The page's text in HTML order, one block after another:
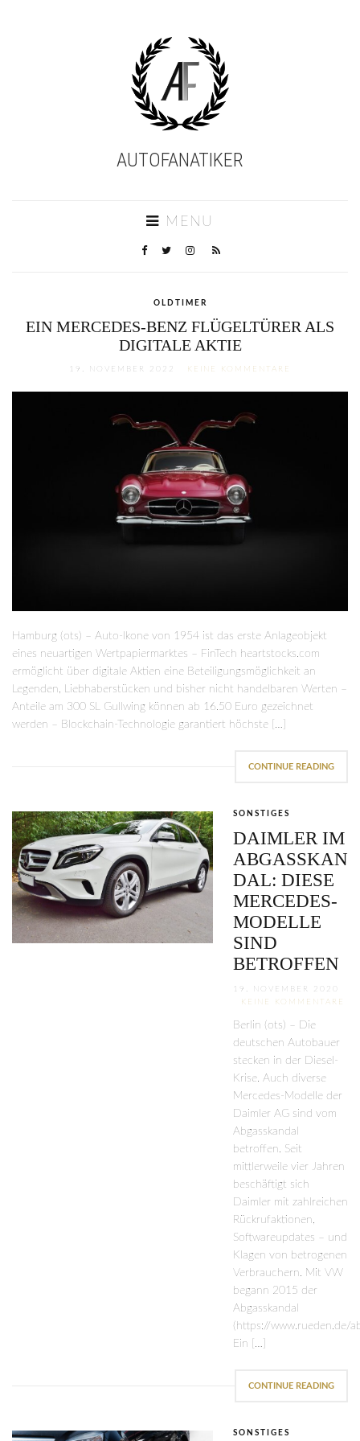
AUTOFANATIKER
MENU
OLDTIMER
EIN MERCEDES-BENZ FLÜGELTÜRER ALS
DIGITALE AKTIE
19. NOVEMBER 2022 KEINE KOMMENTARE
Hamburg (ots) – Auto-Ikone von 1954 ist das erste Anlageobjekt
eines neuartigen Wertpapiermarktes – FinTech heartstocks.com
ermöglicht über digitale Aktien eine Beteiligungsmöglichkeit an
Legenden, Liebhaberstücken und bisher nicht handelbaren Werten –
Anteile am 300 SL Gullwing können ab 16.50 Euro gezeichnet
werden – Blockchain-Technologie garantiert höchste […]
CONTINUE READING
SONSTIGES
DAIMLER IM
ABGASSKAN
DAL: DIESE
MERCEDES-
MODELLE
SIND
BETROFFEN
19. NOVEMBER 2020
KEINE KOMMENTARE
Berlin (ots) – Die
deutschen Autobauer
stecken in der Diesel-
Krise. Auch diverse
Mercedes-Modelle der
Daimler AG sind vom
Abgasskandal
betroffen. Seit
mittlerweile vier Jahren
beschäftigt sich
Daimler mit zahlreichen
Rückrufaktionen,
Softwareupdates – und
Klagen von betrogenen
Verbrauchern. Mit VW
begann 2015 der
Abgasskandal
(https://www.rueden.de/
Ein […]
CONTINUE READING
SONSTIGES